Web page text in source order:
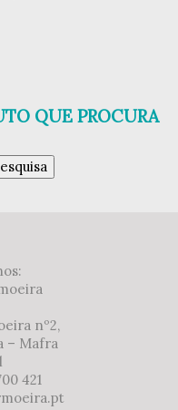
QUE PROCURA
nº2,
– Mafra
421